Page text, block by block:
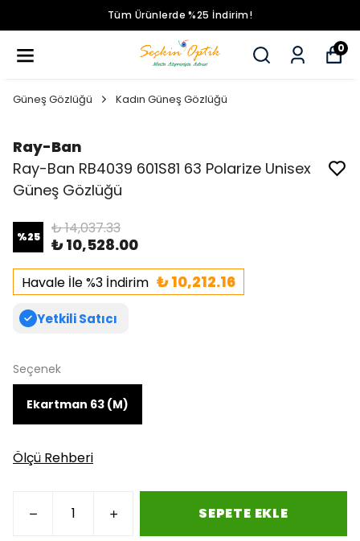
Tüm Ürünlerde %25 İndirim!
0
Güneş Gözlüğü Kadın Güneş Gözlüğü
Ray-Ban
Ray-Ban RB4039 601S81 63 Polarize Unisex
Güneş Gözlüğü
%25 ₺ 14,037.33
₺ 10,528.00
Havale İle %3 İndirim ₺ 10,212.16
Yetkili Satıcı
Seçenek
Ekartman 63 (M)
Ölçü Rehberi
SEPETE EKLE